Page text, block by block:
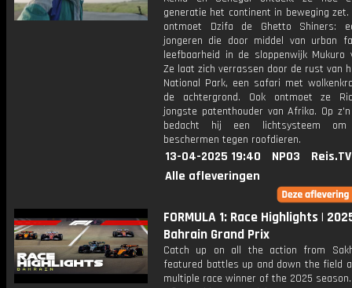
generatie het continent in beweging zet.
ontmoet Dzifa de Ghetto Shiners:
jongeren die door middel van urban
leefbaarheid in de sloppenwijk Mukuro
Ze laat zich verrassen door de rust van
National Park, een safari met
de achtergrond. Ook ontmoet ze
jongste patenthouder van Afrika. Op
bedacht hij een lichtsysteem
beschermen tegen roofdieren.
13-04-2025 19:40 NPO3
Reis.TV
Alle afleveringen
FORMULA 1: Race Highlights |
Bahrain Grand Prix
Catch up on all the action from
featured battles up and down the field
multiple race winner of the 2025